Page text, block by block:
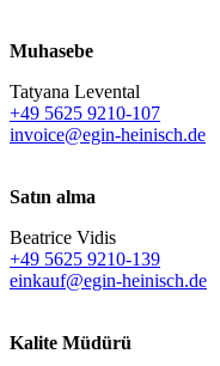
Muhasebe
Tatyana Levental
+49 5625 9210-107
invoice@egin-heinisch.de
Satın alma
Beatrice Vidis
+49 5625 9210-139
einkauf@egin-heinisch.de
Kalite Müdürü